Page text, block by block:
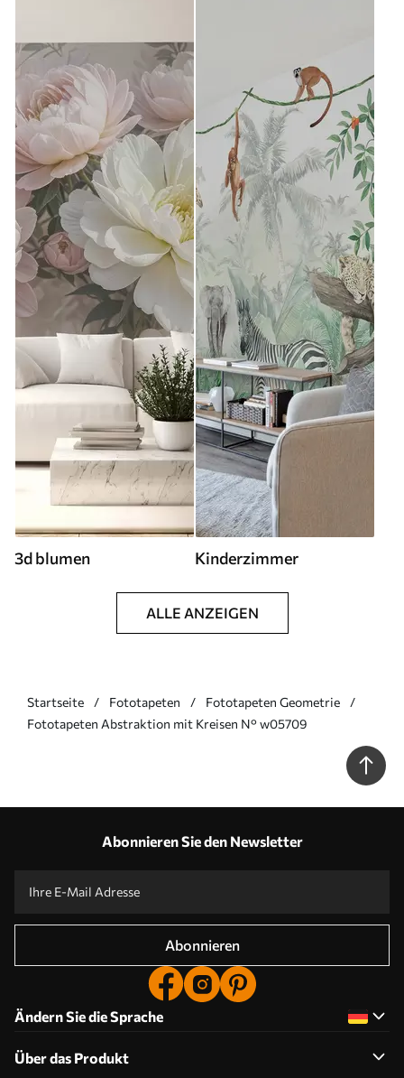
3d blumen Kinderzimmer
ALLE ANZEIGEN
Startseite Fototapeten
Fototapeten Geometrie
Fototapeten Abstraktion mit Kreisen N° w05709
Abonnieren Sie den Newsletter
Abonnieren
Ändern Sie die Sprache
Über das Produkt